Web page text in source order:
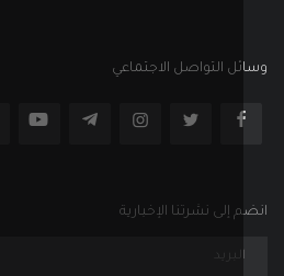
التواصل الاجتماعي
إلى نشرتنا الإخبارية